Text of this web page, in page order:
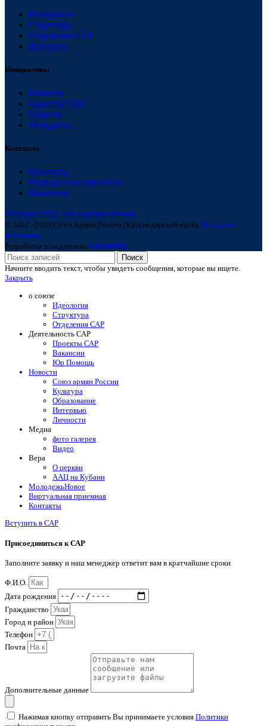
Идеология
Структура
Отделения САР
Контакты
Инициативы
Новости
Проекты САР
Помощь
Молодежь
Контакты
Контакты
Виртуальная приемная
Вакансии
Версия сайта для слабовидящих
© 2002 - 2023 Союз Армян России (Краснодарский край). Все права
защищены.
Разработка и поддержка СОЛАРИТ
Поиск
Начните вводить текст, чтобы увидеть сообщения, которые вы ищете.
Закрыть
о союзе
Идеология
Структура
Отделения САР
Деятельность САР
Проекты САР
Вакансии
Юр Помощь
Новости
Союз армян России
Культура
Образование
Интервью
Личности
Медиа
фото галерея
Видео
Вера
О церкви
ААЦ на Кубани
МолодежьНовое
Виртуальная приемная
Контакты
Вступить в САР
Присоединиться к САР
Заполните заявку и наш менеджер ответит вам в кратчайшие сроки
Ф.И.О.
Дата рождения
Гражданство
Город и район
Телефон
Почта
Дополнительные данные
Нажимая кнопку отправить Вы принимаете условия Политики